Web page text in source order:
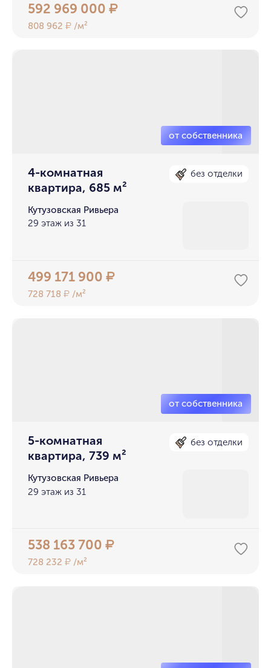
592 969 000₽
808 962₽ /м²
4-комнатная
квартира, 685 м²
без отделки
Кутузовская Ривьера
29 этаж из 31
499 171 900₽
728 718₽ /м²
5-комнатная
квартира, 739 м²
без отделки
Кутузовская Ривьера
29 этаж из 31
538 163 700₽
728 232₽ /м²